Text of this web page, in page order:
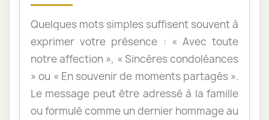
Quelques mots simples suffisent souvent à
exprimer votre présence : « Avec toute
notre affection », « Sincères condoléances
» ou « En souvenir de moments partagés ».
Le message peut être adressé à la famille
ou formulé comme un dernier hommage au